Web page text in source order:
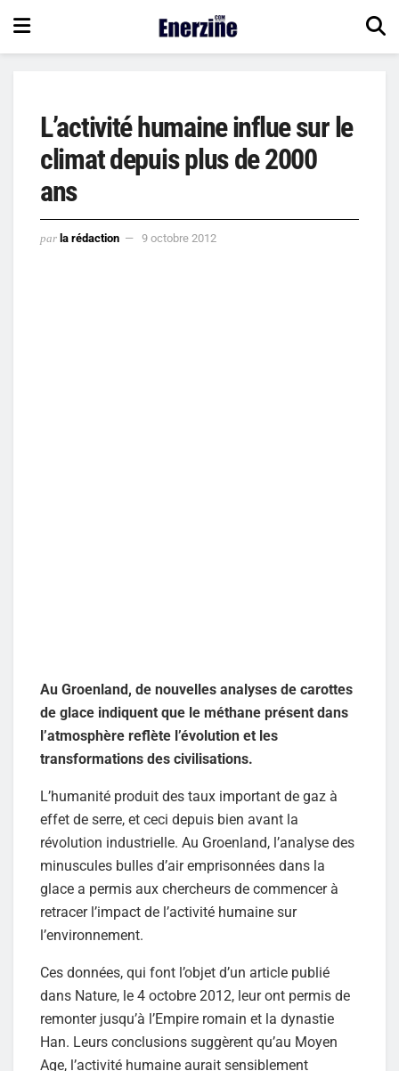
L’activité humaine influe sur le
climat depuis plus de 2000
ans
par la rédaction 9 octobre 2012
Au Groenland, de nouvelles analyses de carottes
de glace indiquent que le méthane présent dans
l’atmosphère reflète l’évolution et les
transformations des civilisations.
L’humanité produit des taux important de gaz à
effet de serre, et ceci depuis bien avant la
révolution industrielle. Au Groenland, l’analyse des
minuscules bulles d’air emprisonnées dans la
glace a permis aux chercheurs de commencer à
retracer l’impact de l’activité humaine sur
l’environnement.
Ces données, qui font l’objet d’un article publié
dans Nature, le 4 octobre 2012, leur ont permis de
remonter jusqu’à l’Empire romain et la dynastie
Han. Leurs conclusions suggèrent qu’au Moyen
Age, l’activité humaine aurait sensiblement